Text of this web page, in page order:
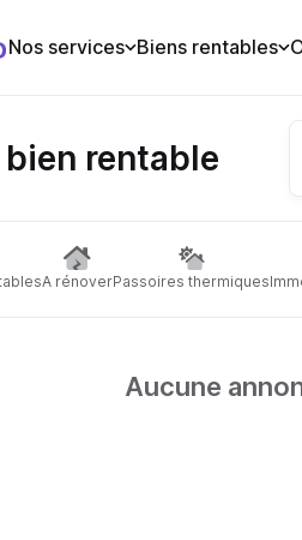
Nos services Biens rentables
bien rentable
A rénoverPassoires thermiques
Aucune